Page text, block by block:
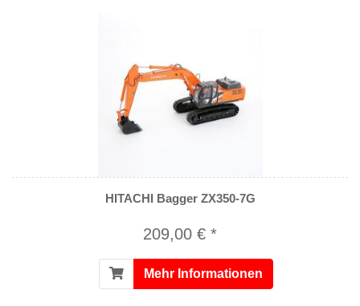
HITACHI Bagger ZX350-7G
209,00 € *
Mehr Informationen